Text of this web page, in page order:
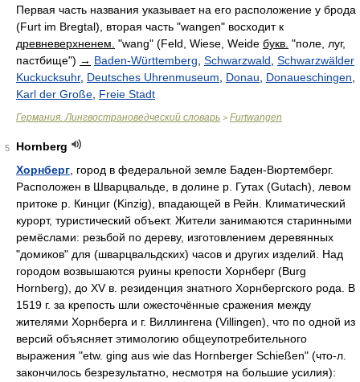
Первая часть названия указывает на его расположение у брода
(Furt im Bregtal), вторая часть "wangen" восходит к
древневерхненем. "wang" (Feld, Wiese, Weide букв. "поле, луг,
пастбище") → Baden-Württemberg Schwarzwald Schwarzwälder
Kuckucksuhr, Deutsches Uhrenmuseum Donau Donaueschingen
Karl der Große Freie Stadt
Германия. Лингвострановедческий словарь > Furtwangen
5
Hornberg
Хорнберг , город в федеральной земле Баден-Вюртемберг.
Расположен в Шварцвальде, в долине р. Гутах (Gutach), левом
притоке р. Кинциг (Kinzig), впадающей в Рейн. Климатический
курорт, туристический объект. Жители занимаются старинными
ремёслами: резьбой по дереву, изготовлением деревянных
"домиков" для (шварцвальдских) часов и других изделий. Над
городом возвышаются руины крепости Хорнберг (Burg
Hornberg), до XV в. резиденция знатного Хорнбергского рода. В
1519 г. за крепость шли ожесточённые сражения между
жителями Хорнберга и г. Виллингена (Villingen), что по одной из
версий объясняет этимологию общеупотребительного
выражения "etw. ging aus wie das Hornberger Schießen" (что-л.
закончилось безрезультатно, несмотря на большие усилия):